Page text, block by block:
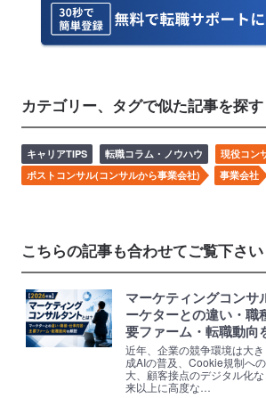
カテゴリー、タグで似た記事を探す
キャリアTIPS 転職コラム・ノウハウ
現役コン
ポストコンサル(コンサルから事業会社)
事業会社
こちらの記事も合わせてご覧下さい
マーケティングコンサ
ーケターとの違い・職
要ファーム・転職動
近年、企業の競争環境は大
成AIの普及、Cookie規制へ
大、顧客接点のデジタル化
来以上に高度な…